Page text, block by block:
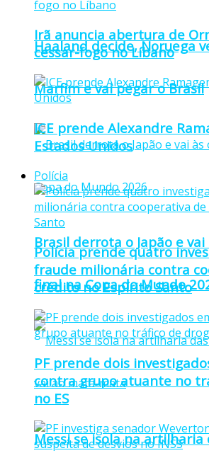
Haaland decide, Noruega
Marfim e vai pegar o Brasil
Brasil derrota o Japão e
final na Copa do Mundo
Messi se isola na artilharia
Irã anuncia abertura de
cessar-fogo no Líbano
ICE prende Alexandre
Estados Unidos
Polícia
Polícia prende quatro
fraude milionária contra
crédito no Espírito Santo
PF prende dois
contra grupo atuante no
no ES